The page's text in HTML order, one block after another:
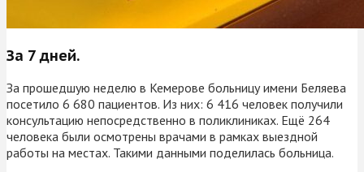
За 7 дней.
За прошедшую неделю в Кемерове больницу имени Беляева
посетило 6 680 пациентов. Из них: 6 416 человек получили
консультацию непосредственно в поликлиниках. Ещё 264
человека были осмотрены врачами в рамках выездной
работы на местах. Такими данными поделилась больница.